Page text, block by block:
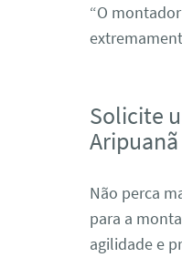
“O
Solicite
Aripuanã
Não perca
para a
agilidade e